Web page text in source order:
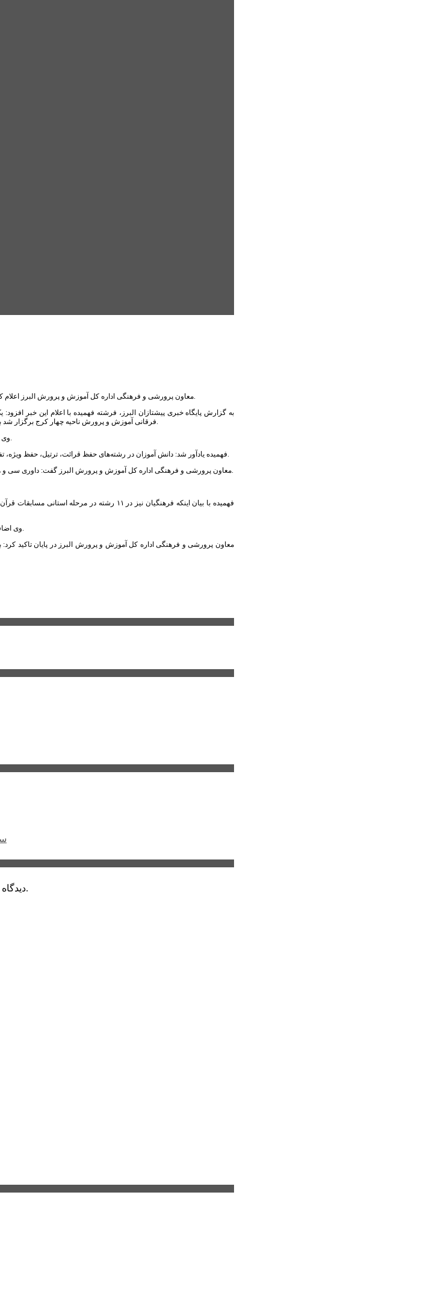
معاون پرورشی و فرهنگی اداره کل آموزش و پرورش البرز اعلام کرد: ۷۴ دانش آموز دختر و پسر و ۱۰ فرهنگی این استان به سی و هفتمین دوره مسابقات کشوری قرآن، عترت و نماز راه یافتند.
فرقانی آموزش و پرورش ناحیه چهار کرج برگزار شد به رقابت پرداختند که پس از داوری، ۷۴ دانش آموز و ۱۰ فرهنگی موفق به کسب امتیاز بالا برای شرکت در مرحله کشوری شدند.
وی اظهار داشت: ۶۲ هزار دانش آموز در مرحله آموزشگاهی سی و هفتمین دوره مسابقات قرآن، عترت و نماز البرز شرکت کردند.
فهمیده یادآور شد: دانش آموزان در رشته‌های حفظ قرائت، ترتیل، حفظ ویژه، تفسیر قرآن، صحیفه سجادیه، نهج البلاغه، احکام، انشا نماز، صحیح خوانی نماز، رشته‌های پژوهشی و آزمون کتبی رقابت داشتند.
معاون پرورشی و فرهنگی اداره کل آموزش و پرورش البرز گفت: داوری سی و هفتمین دوره مسابقات قرآن، عترت و نماز را در بخش دانش آموزان پسر ۴۸ نفر و دانش آموزان پسر را ۳۶ نفر بر عهده داشتند.
فهمیده با بیان اینکه فرهنگیان نیز در ۱۱
وی اضافه کرد: مسابقات کشوری قرآن، عترت و نماز در مردادماه ۹۸ در استان‌های خراسان رضوی، مازندران و زنجان برگزار می‌شود.
معاون پرورشی و فرهنگی اداره کل آموزش و پرورش البرز در پایان تاکید کرد:
دیدگاه های ارسال شده توسط شما، پس از تایید توسط خبرگزاری الف در وب منتشر خواهد شد.